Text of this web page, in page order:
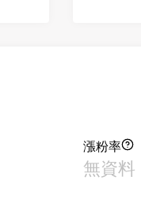
漲粉率
無資料